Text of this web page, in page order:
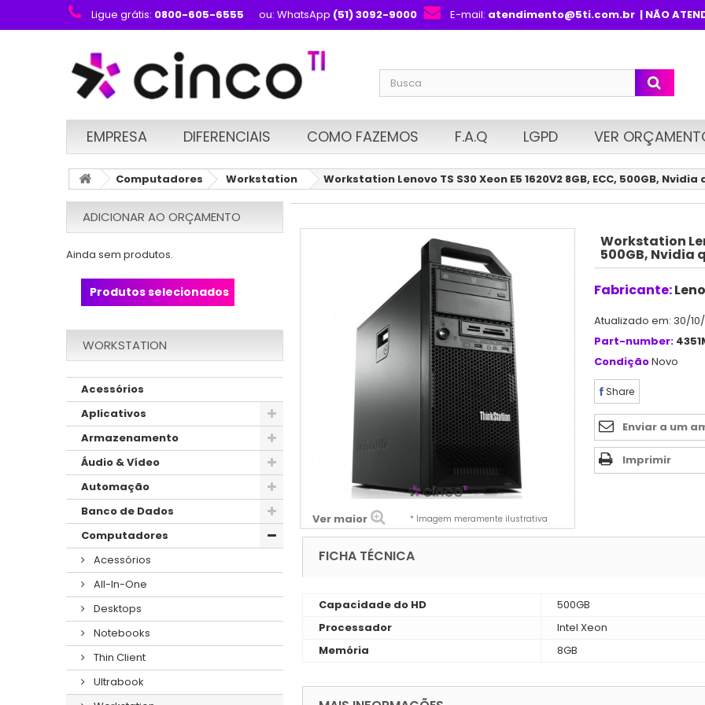
Ligue grátis: 0800-605-6555 ou: WhatsApp (51) 3092-9000 E-mail: atendimento@5ti.com.br| NÃO
EMPRESA DIFERENCIAIS COMO FAZEMOS F.A.Q LGPD VER
Computadores Workstation Workstation Lenovo TS S30 Xeon E5 1620V2 8GB, ECC, 500GB,
ADICIONAR AO ORÇAMENTO
Ainda sem produtos.
Produtos selecionados
WORKSTATION
Acessórios
Aplicativos
Armazenamento
Áudio & Vídeo
Automação
Banco de Dados
Computadores
Acessórios
All-In-One
Desktops
Notebooks
Thin Client
Ultrabook
Ver maior * Imagem meramente ilustrativa
Workstation
500GB, Nvidia
Fabricante:
Atualizado em: 30/
Part-number:
CondiçãoNovo
Share
Enviar a um
Imprimir
FICHA TÉCNICA
Capacidade do HD
500GB
Processador
Intel Xeon
Memória
8GB